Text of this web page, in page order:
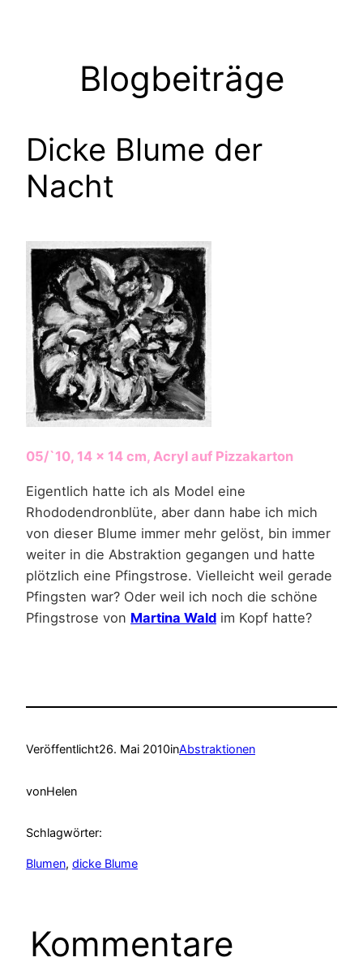
Blogbeiträge
Dicke Blume der
Nacht
05/`10, 14 x 14 cm, Acryl auf Pizzakarton
Eigentlich hatte ich als Model eine
Rhododendronblüte, aber dann habe ich mich
von dieser Blume immer mehr gelöst, bin immer
weiter in die Abstraktion gegangen und hatte
plötzlich eine Pfingstrose. Vielleicht weil gerade
Pfingsten war? Oder weil ich noch die schöne
Pfingstrose von Martina Wald im Kopf hatte?
Veröffentlicht26. Mai 2010inAbstraktionen
vonHelen
Schlagwörter:
Blumen, dicke Blume
Kommentare